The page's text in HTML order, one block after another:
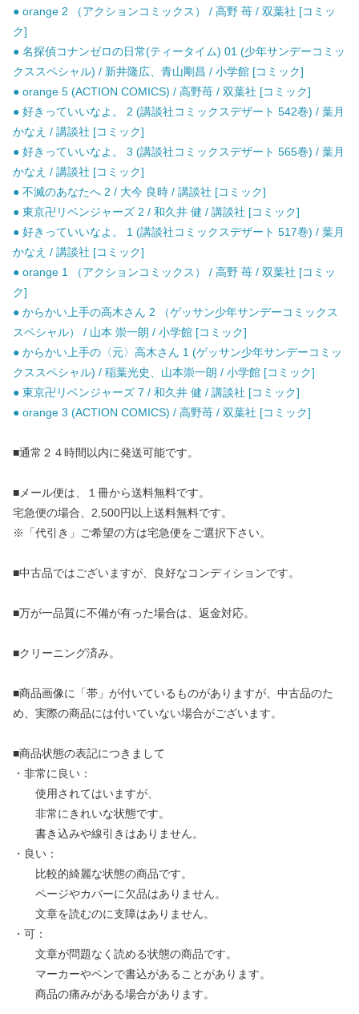
● orange 2 （アクションコミックス） / 高野 苺 / 双葉社 [コミッ
ク]
● 名探偵コナンゼロの日常(ティータイム) 01 (少年サンデーコミッ
クススペシャル) / 新井隆広、青山剛昌 / 小学館 [コミック]
● orange 5 (ACTION COMICS) / 高野苺 / 双葉社 [コミック]
● 好きっていいなよ。 2 (講談社コミックスデザート 542巻) / 葉月
かなえ / 講談社 [コミック]
● 好きっていいなよ。 3 (講談社コミックスデザート 565巻) / 葉月
かなえ / 講談社 [コミック]
● 不滅のあなたへ 2 / 大今 良時 / 講談社 [コミック]
● 東京卍リベンジャーズ 2 / 和久井 健 / 講談社 [コミック]
● 好きっていいなよ。 1 (講談社コミックスデザート 517巻) / 葉月
かなえ / 講談社 [コミック]
● orange 1 （アクションコミックス） / 高野 苺 / 双葉社 [コミッ
ク]
● からかい上手の高木さん 2 （ゲッサン少年サンデーコミックス
スペシャル） / 山本 崇一朗 / 小学館 [コミック]
● からかい上手の〈元〉高木さん 1 (ゲッサン少年サンデーコミッ
クススペシャル) / 稲葉光史、山本崇一朗 / 小学館 [コミック]
● 東京卍リベンジャーズ 7 / 和久井 健 / 講談社 [コミック]
● orange 3 (ACTION COMICS) / 高野苺 / 双葉社 [コミック]
■通常２４時間以内に発送可能です。
■メール便は、１冊から送料無料です。
宅急便の場合、2,500円以上送料無料です。
※「代引き」ご希望の方は宅急便をご選択下さい。
■中古品ではございますが、良好なコンディションです。
■万が一品質に不備が有った場合は、返金対応。
■クリーニング済み。
■商品画像に「帯」が付いているものがありますが、中古品のた
め、実際の商品には付いていない場合がございます。
■商品状態の表記につきまして
・非常に良い：
使用されてはいますが、
非常にきれいな状態です。
書き込みや線引きはありません。
・良い：
比較的綺麗な状態の商品です。
ページやカバーに欠品はありません。
文章を読むのに支障はありません。
・可：
文章が問題なく読める状態の商品です。
マーカーやペンで書込があることがあります。
商品の痛みがある場合があります。